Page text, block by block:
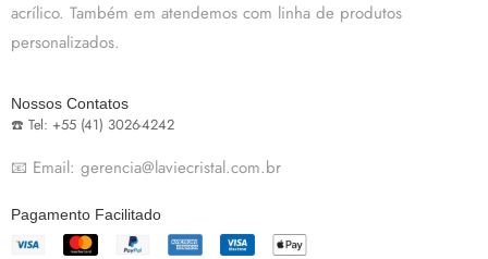
acrílico. Também em atendemos com linha de produtos
personalizados.
Nossos Contatos
☎️ Tel: +55 (41) 3026-4242
📧 Email: gerencia@laviecristal.com.br
Pagamento Facilitado